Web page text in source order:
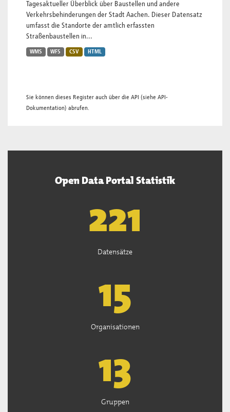
Tagesaktueller Überblick über Baustellen und andere
Verkehrsbehinderungen der Stadt Aachen. Dieser Datensatz
umfasst die Standorte der amtlich erfassten
Straßenbaustellen in...
WMS WFS CSV HTML
Sie können dieses Register auch über die API (siehe API-
Dokumentation) abrufen.
Open Data Portal Statistik
222
Datensätze
15
Organisationen
13
Gruppen